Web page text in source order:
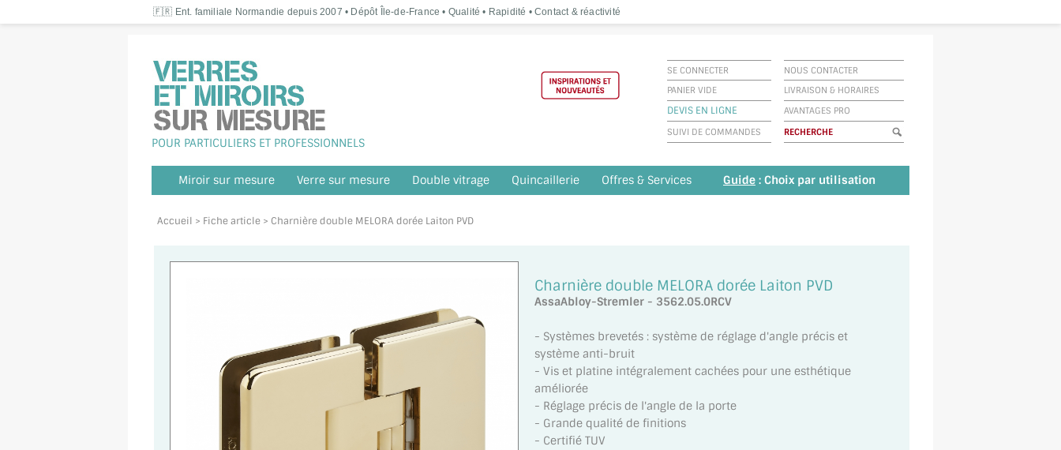
🇫🇷 Ent. familiale Normandie depuis 2007 • Dépôt Île-de-France • Qualité • Rapidité • Contact & réactivité
POUR PARTICULIERS ET PROFESSIONNELS
SE CONNECTER
NOUS CONTACTER
PANIER VIDE
LIVRAISON & HORAIRES
DEVIS EN LIGNE
AVANTAGES PRO
SUIVI DE COMMANDES
Miroir sur mesure Verre sur mesure Double vitrage Quincaillerie Offres & Services Guide : Choix par utilisation
Accueil > Fiche article > Charnière double MELORA dorée Laiton PVD
Charnière double MELORA dorée Laiton PVD
AssaAbloy-Stremler - 3562.05.0RCV
- Systèmes brevetés : système de réglage d'angle précis et
système anti-bruit
- Vis et platine intégralement cachées pour une esthétique
améliorée
- Réglage précis de l'angle de la porte
- Grande qualité de finitions
- Certifié TUV